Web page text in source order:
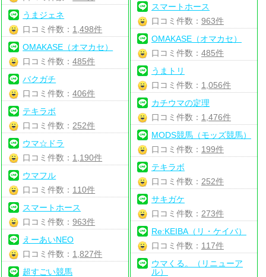
うまジェネ
口コミ件数： 1,498件
OMAKASE（オマカセ）
口コミ件数：485件
バクガチ
口コミ件数：406件
テキラボ
口コミ件数： 252件
ウマ☆ドラ
口コミ件数： 1,190件
ウマフル
口コミ件数： 110件
スマートホース
口コミ件数：963件
えーあいNEO
口コミ件数： 1,827件
超すごい競馬
スマートホース
口コミ件数： 963件
OMAKASE（オマカセ）
口コミ件数： 485件
うまトリ
口コミ件数： 1,056件
カチウマの定理
口コミ件数： 1,476件
MODS競馬（モッズ競馬）
口コミ件数： 199件
テキラボ
口コミ件数： 252件
サキガケ
口コミ件数： 273件
Re:KEIBA（リ・ケイバ）
口コミ件数： 117件
ウマくる。（リニューア
ル）